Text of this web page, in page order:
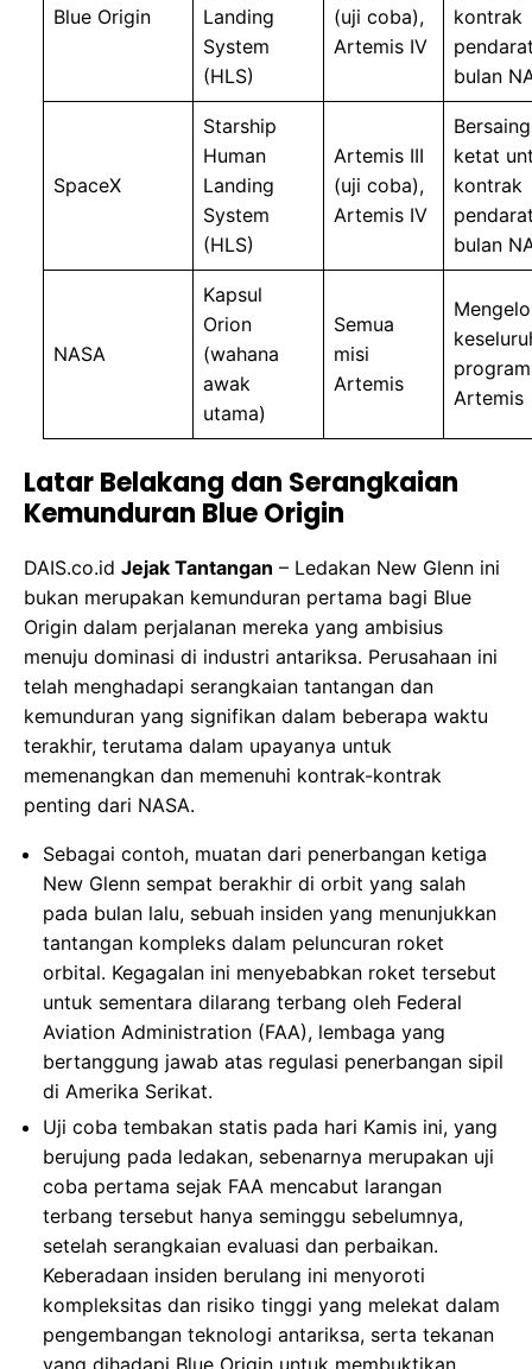
Blue Origin
Landing
System
(HLS)
(uji coba),
Artemis IV
kontrak
bulan
SpaceX
Starship
Human
Landing
System
(HLS)
Artemis III
(uji coba),
Artemis IV
Bersaing
ketat
kontrak
bulan
NASA
Kapsul
Orion
(wahana
awak
utama)
Semua
misi
Artemis
program
Artemis
Latar Belakang dan Serangkaian
Kemunduran Blue Origin
DAIS.co.id Jejak Tantangan – Ledakan New Glenn ini
bukan merupakan kemunduran pertama bagi Blue
Origin dalam perjalanan mereka yang ambisius
menuju dominasi di industri antariksa. Perusahaan ini
telah menghadapi serangkaian tantangan dan
kemunduran yang signifikan dalam beberapa waktu
terakhir, terutama dalam upayanya untuk
memenangkan dan memenuhi kontrak-kontrak
penting dari NASA.
Sebagai contoh, muatan dari penerbangan ketiga
New Glenn sempat berakhir di orbit yang salah
pada bulan lalu, sebuah insiden yang menunjukkan
tantangan kompleks dalam peluncuran roket
orbital. Kegagalan ini menyebabkan roket tersebut
untuk sementara dilarang terbang oleh Federal
Aviation Administration (FAA), lembaga yang
bertanggung jawab atas regulasi penerbangan sipil
di Amerika Serikat.
Uji coba tembakan statis pada hari Kamis ini, yang
berujung pada ledakan, sebenarnya merupakan uji
coba pertama sejak FAA mencabut larangan
terbang tersebut hanya seminggu sebelumnya,
setelah serangkaian evaluasi dan perbaikan.
Keberadaan insiden berulang ini menyoroti
kompleksitas dan risiko tinggi yang melekat dalam
pengembangan teknologi antariksa, serta tekanan
yang dihadapi Blue Origin untuk membuktikan